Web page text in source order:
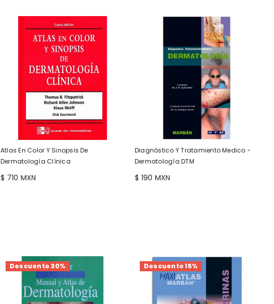
Atlas En Color Y Sinopsis De
Dermatología Clínica
$ 710 MXN
Diagnóstico Y Tratamiento Medico -
Dermatología DTM
$ 190 MXN
Descuento 30% Descuento 15%